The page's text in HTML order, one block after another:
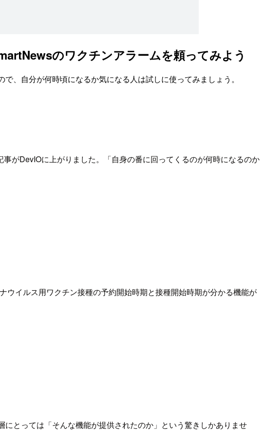
のワクチンアラームを頼ってみよう
、自分が何時頃になるか気になる人は試しに使ってみましょう。
がDevIOに上がりました。「自身の番に回ってくるのが何時になるのか
イルス用ワクチン接種の予約開始時期と接種開始時期が分かる機能が
とっては「そんな機能が提供されたのか」という驚きしかありませ